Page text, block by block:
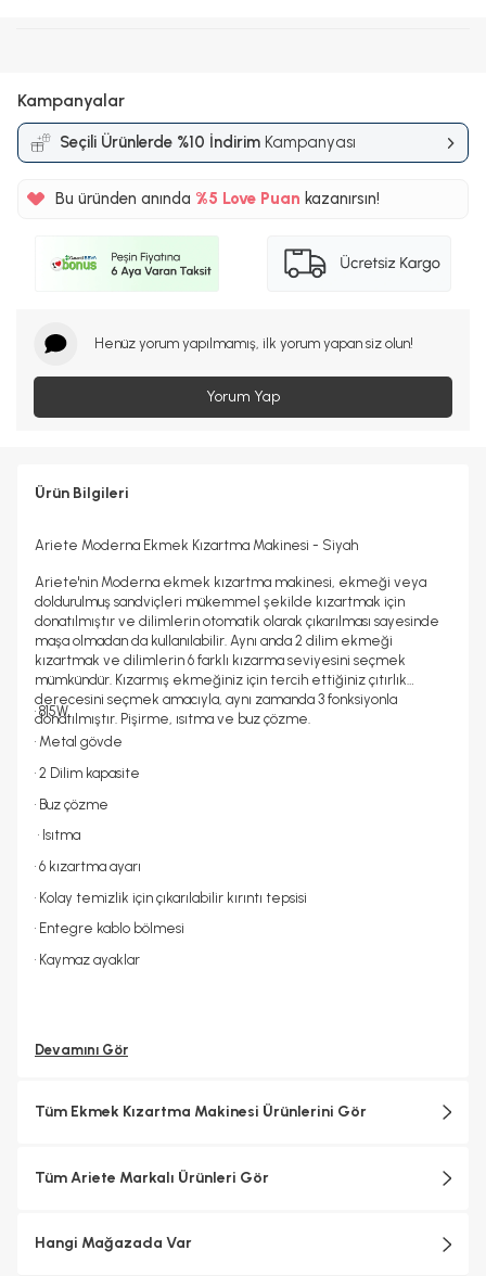
Kampanyalar
Seçili Ürünlerde %10 İndirim Kampanyası
Bu üründen anında %5
%5
Love Puan kazanırsın!
Henüz yorum yapılmamış, ilk yorum yapan siz olun!
Yorum Yap
Ürün Bilgileri
Ariete Moderna Ekmek Kızartma Makinesi - Siyah
Ariete'nin Moderna ekmek kızartma makinesi, ekmeği veya
doldurulmuş sandviçleri mükemmel şekilde kızartmak için
donatılmıştır ve dilimlerin otomatik olarak çıkarılması sayesinde
maşa olmadan da kullanılabilir. Aynı anda 2 dilim ekmeği
kızartmak ve dilimlerin 6 farklı kızarma seviyesini seçmek
mümkündür. Kızarmış ekmeğiniz için tercih ettiğiniz çıtırlık
derecesini seçmek amacıyla, aynı zamanda 3 fonksiyonla
donatılmıştır. Pişirme, ısıtma ve buz çözme.
• 815W
• Metal gövde
• 2 Dilim kapasite
• Buz çözme
• Isıtma
• 6 kızartma ayarı
• Kolay temizlik için çıkarılabilir kırıntı tepsisi
• Entegre kablo bölmesi
• Kaymaz ayaklar
Devamını Gör
Tüm Ekmek Kızartma Makinesi Ürünlerini Gör
Tüm Ariete Markalı Ürünleri Gör
Hangi Mağazada Var